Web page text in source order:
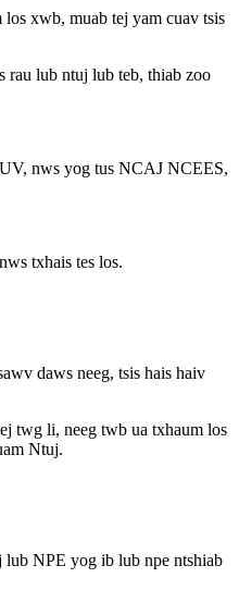
los xwb, muab tej yam cuav tsis
rau lub ntuj lub teb, thiab zoo
nws yog tus NCAJ NCEES,
txhais tes los.
daws neeg, tsis hais haiv
twg li, neeg twb ua txhaum los
Ntuj.
NPE yog ib lub npe ntshiab